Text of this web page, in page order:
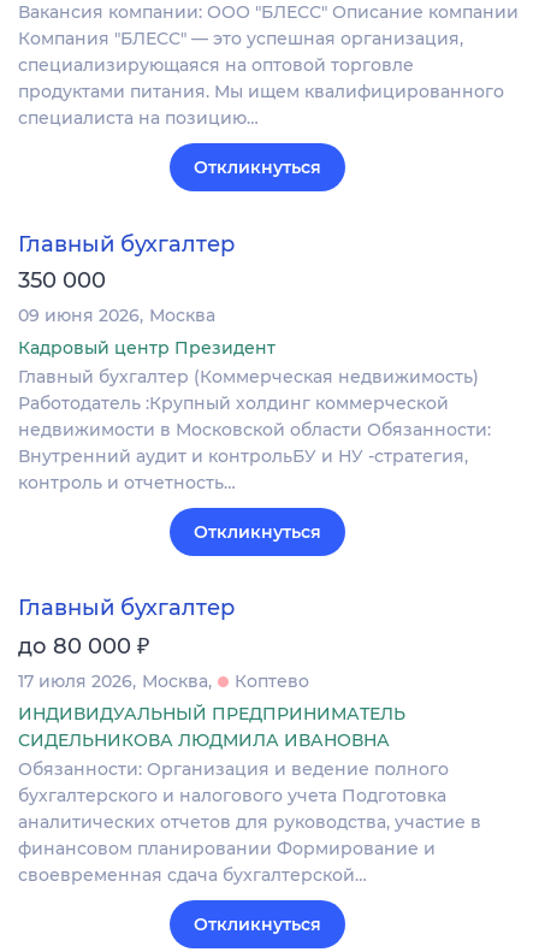
Вакансия компании: ООО "БЛЕСС" Описание компании
Компания "БЛЕСС" — это успешная организация,
специализирующаяся на оптовой торговле
продуктами питания. Мы ищем квалифицированного
специалиста на позицию…
Откликнуться
Главный бухгалтер
350 000
09 июня 2026 Москва
Кадровый центр Президент
Главный бухгалтер (Коммерческая недвижимость)
Работодатель :Крупный холдинг коммерческой
недвижимости в Московской области Обязанности:
Внутренний аудит и контрольБУ и НУ -стратегия,
контроль и отчетность…
Откликнуться
Главный бухгалтер
до 80 000 ₽
17 июля 2026 Москва
Коптево
ИНДИВИДУАЛЬНЫЙ ПРЕДПРИНИМАТЕЛЬ
СИДЕЛЬНИКОВА ЛЮДМИЛА ИВАНОВНА
Обязанности: Организация и ведение полного
бухгалтерского и налогового учета Подготовка
аналитических отчетов для руководства, участие в
финансовом планировании Формирование и
своевременная сдача бухгалтерской…
Откликнуться